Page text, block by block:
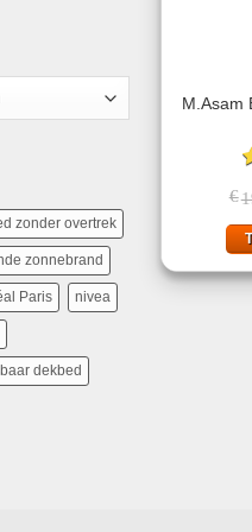
zonder overtrek
zonnebrand
Paris nivea
dekbed
M.Asam
€